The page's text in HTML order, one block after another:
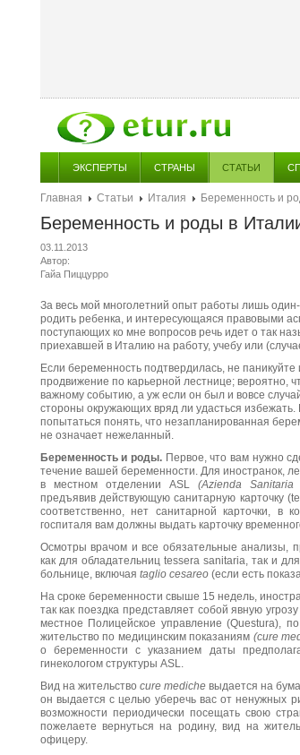
ЭКСПЕРТЫ СТРАНЫ СТАТЬИ
Главная Статьи Италия Беременность и
Беременность и роды в
03.11.2013
Автор:
Гайа Пиццурро
За весь мой многолетний опыт работы лишь
родить ребенка, и интересующаяся правовыми
поступающих ко мне вопросов речь идет о так
приехавшей в Италию на работу, учебу или
Если беременность подтвердилась, не
продвижение по карьерной лестнице; вероятно,
важному событию, а уж если он был и вовсе
стороны окружающих вряд ли удасться
попытаться понять, что незапланированная
не означает нежеланный.
Беременность и роды.Первое, что вам нужно
течение вашей беременности. Для иностранок,
в местном отделении ASL (Azienda Sanitaria
предъявив действующую санитарную карточку
соответственно, нет санитарной карточки, в
госпиталя вам должны выдать карточку
Осмотры врачом и все обязательные анализы,
как для обладательниц tessera sanitaria, так и
больнице, включая taglio cesareo (если есть
На сроке беременности свыше 15 недель,
так как поездка представляет собой явную
местное Полицейское управление (Questura),
жительство по медицинским показаниям (cure
о беременности с указанием даты
гинекологом структуры ASL.
Вид на жительство cure mediche выдается на
он выдается с целью уберечь вас от ненужных
возможности периодически посещать свою
пожелаете вернуться на родину, вид на
офицеру.